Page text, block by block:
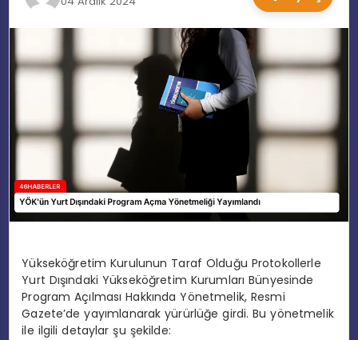
EĞITIM
MAGAZIN
SPOR
Yükseköğretim Kurulunun Taraf Olduğu Protokollerle
Yurt Dışındaki Yükseköğretim Kurumları Bünyesinde
Program Açılması Hakkında Yönetmelik, Resmi
Gazete’de yayımlanarak yürürlüğe girdi. Bu yönetmelik
ile ilgili detaylar şu şekilde: